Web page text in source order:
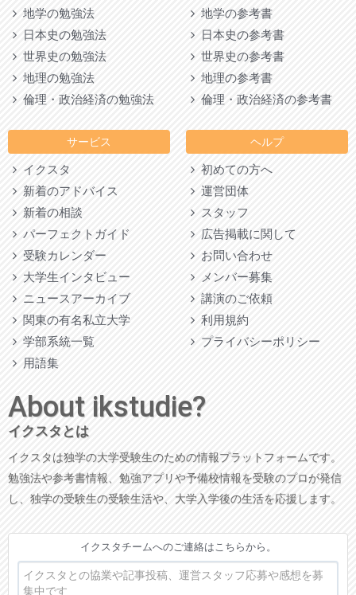
地学の勉強法
日本史の勉強法
世界史の勉強法
地理の勉強法
倫理・政治経済の勉強法
サービス
イクスタ
新着のアドバイス
新着の相談
パーフェクトガイド
受験カレンダー
大学生インタビュー
ニュースアーカイブ
関東の有名私立大学
学部系統一覧
用語集
地学の参考書
日本史の参考書
世界史の参考書
地理の参考書
倫理・政治経済の参考書
ヘルプ
初めての方へ
運営団体
スタッフ
広告掲載に関して
お問い合わせ
メンバー募集
講演のご依頼
利用規約
プライバシーポリシー
About ikstudie?
イクスタとは
イクスタは独学の大学受験生のための情報プラットフォームです。
勉強法や参考書情報、勉強アプリや予備校情報を受験のプロが発信
し、独学の受験生の受験生活や、大学入学後の生活を応援します。
イクスタチームへのご連絡はこちらから。